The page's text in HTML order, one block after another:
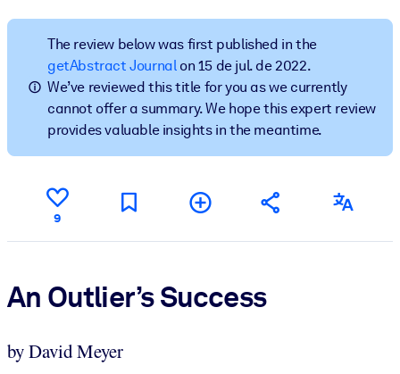
POR SISTEMA
Para LMS/LXP
Leve conhecimento verificado e conciso para seu LMS/LXP para
resultados de aprendizagem mais sólidos.
Enriqueça sua biblioteca corporativa com conhecimento de
negócios confiável e pronto para uso.
Para sistemas de IA
estruturado para melhorar os resultados.
The review below was first published in the
getAbstract Journalon 15 de jul. de 2022.
We’ve reviewed this title for you as we currently
cannot offer a summary. We hope this expert review
provides valuable insights in the meantime.
9
An Outlier’s Success
by David Meyer